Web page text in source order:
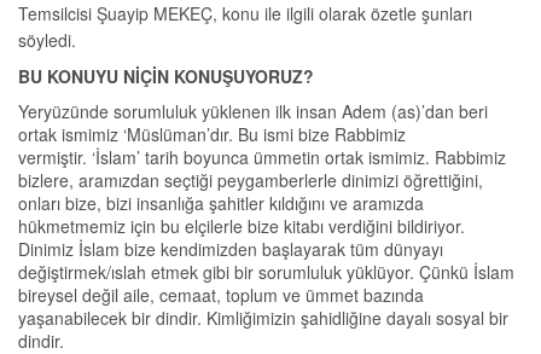
Temsilcisi Şuayip MEKEÇ, konu ile ilgili olarak özetle şunları
söyledi.
BU KONUYU NİÇİN KONUŞUYORUZ?
Yeryüzünde sorumluluk yüklenen ilk insan Adem (as)’dan beri
ortak ismimiz ‘Müslüman’dır. Bu ismi bize Rabbimiz
vermiştir. ‘İslam’ tarih boyunca ümmetin ortak ismimiz. Rabbimiz
bizlere, aramızdan seçtiği peygamberlerle dinimizi öğrettiğini,
onları bize, bizi insanlığa şahitler kıldığını ve aramızda
hükmetmemiz için bu elçilerle bize kitabı verdiğini bildiriyor.
Dinimiz İslam bize kendimizden başlayarak tüm dünyayı
değiştirmek/ıslah etmek gibi bir sorumluluk yüklüyor. Çünkü İslam
bireysel değil aile, cemaat, toplum ve ümmet bazında
yaşanabilecek bir dindir. Kimliğimizin şahidliğine dayalı sosyal bir
dindir.